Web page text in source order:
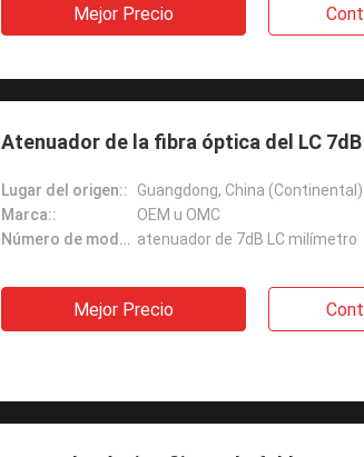
Mejor Precio
Atenuador de la fibra óptica del LC
Lugar del origen::
Guangdong, China (Continental)
Marca::
OEM u OMC
Número de modelo:: atenuador de 7dB LC milímetro
Mejor Precio